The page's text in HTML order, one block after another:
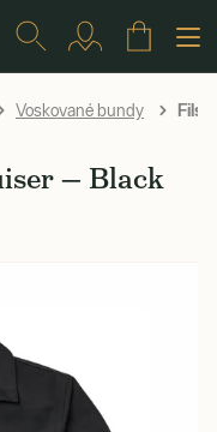
Voskované bundy
— Black